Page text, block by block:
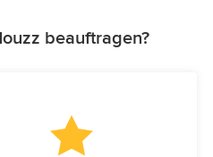
beauftragen?